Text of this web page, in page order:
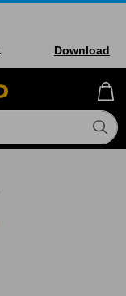
Download